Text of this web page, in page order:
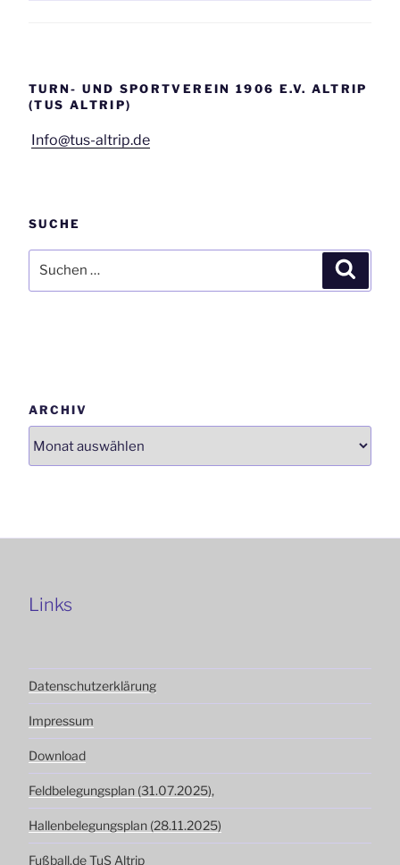
TURN- UND SPORTVEREIN 1906 E.V. ALTRIP
(TUS ALTRIP)
Info@tus-altrip.de
SUCHE
nach:
ARCHIV
Links
Datenschutzerklärung
Impressum
Download
Feldbelegungsplan (31.07.2025),
Hallenbelegungsplan (28.11.2025)
Fußball.deTuS Altrip